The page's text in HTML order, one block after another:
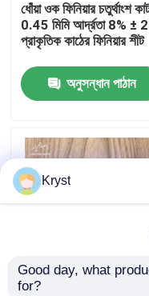
কারখানা পরিদর্শন
গুণমান নিয়ন্ত্রণ
আমাদের সাথে যোগাযোগ
খবর
একটি উদ্ধৃতি অনুরোধ করুন
ধোঁয়া ওক ফিনিয়ার চতুর্থাংশ
0.45 মিমি আর্দ্রতা 8% ±
প্রাকৃতিক কাঠের ফিনিয়ার শীট
অনুসন্ধান পাঠান
এলম ভেনিয়ার ক্রাউন কাট
Kryst
Good day, what
for?